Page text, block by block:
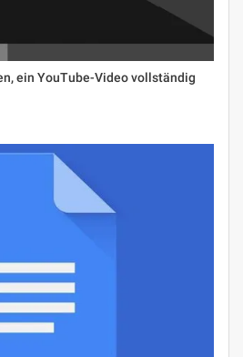
ein YouTube-Video vollständig